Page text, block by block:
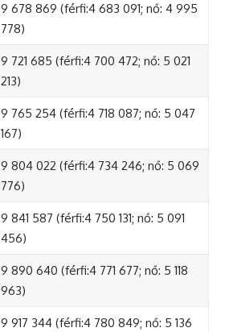
9 678 869 (férfi:4 683 091; nő: 4 995
778)
9 721 685 (férfi:4 700 472; nő: 5 021
213)
9 765 254 (férfi:4 718 087; nő: 5 047
167)
9 804 022 (férfi:4 734 246; nő: 5 069
776)
9 841 587 (férfi:4 750 131; nő: 5 091
456)
9 890 640 (férfi:4 771 677; nő: 5 118
963)
9 917 344 (férfi:4 780 849; nő: 5 136